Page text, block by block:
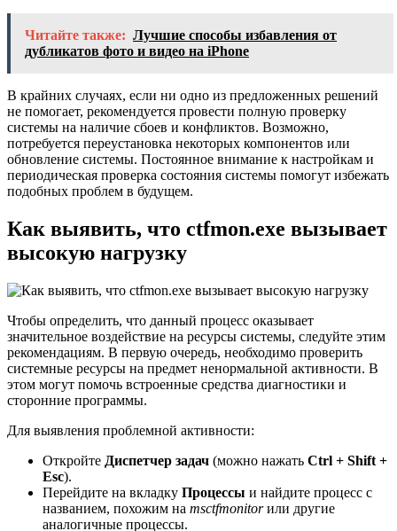
Читайте также: Лучшие способы избавления от
дубликатов фото и видео на iPhone
В крайних случаях, если ни одно из предложенных решений
не помогает, рекомендуется провести полную проверку
системы на наличие сбоев и конфликтов. Возможно,
потребуется переустановка некоторых компонентов или
обновление системы. Постоянное внимание к настройкам и
периодическая проверка состояния системы помогут избежать
подобных проблем в будущем.
Как выявить, что ctfmon.exe вызывает
высокую нагрузку
Чтобы определить, что данный процесс оказывает
значительное воздействие на ресурсы системы, следуйте этим
рекомендациям. В первую очередь, необходимо проверить
системные ресурсы на предмет ненормальной активности. В
этом могут помочь встроенные средства диагностики и
сторонние программы.
Для выявления проблемной активности:
Откройте Диспетчер задач (можно нажать Ctrl + Shift +
Esc).
Перейдите на вкладку Процессы и найдите процесс с
названием, похожим на msctfmonitorили другие
аналогичные процессы.